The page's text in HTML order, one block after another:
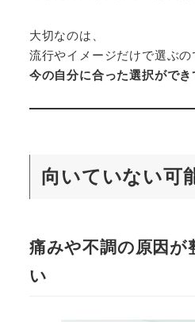
大切なのは、
流行やイメージだけで選ぶの
今の自分に合った選択がで
向いていない可
痛みや不調の原因が
い